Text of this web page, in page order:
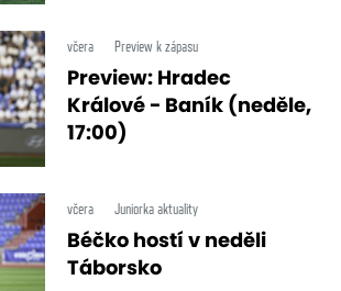
včera Preview k zápasu
Preview: Hradec
Králové - Baník (neděle,
17:00)
včera Juniorka aktuality
Béčko hostí v neděli
Táborsko